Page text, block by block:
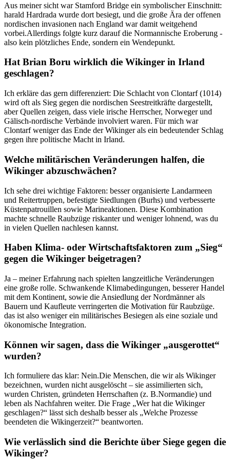
Aus meiner‍ sicht war Stamford Bridge ein symbolischer Einschnitt:
harald Hardrada wurde dort​ besiegt, und die große Ära ‍der ‌offenen
nordischen invasionen nach ⁢England war damit weitgehend
vorbei.Allerdings folgte kurz⁤ darauf⁢ die Normannische Eroberung ‌-‍
also kein ⁤plötzliches Ende,⁤ sondern ein⁤ Wendepunkt.
Hat ⁤Brian Boru wirklich die Wikinger in Irland
geschlagen?
Ich erkläre ‌das‍ gern⁣ differenziert: Die Schlacht von Clontarf (1014)
wird oft als Sieg gegen die ⁢nordischen‌ Seestreitkräfte dargestellt,
aber Quellen zeigen, dass viele irische Herrscher, ‌Norweger und
Gälisch-nordische Verbände involviert ⁢waren. Für mich war
Clontarf weniger das Ende⁣ der Wikinger als ein bedeutender Schlag
gegen ihre politische Macht in Irland.
Welche militärischen‌ Veränderungen ⁣halfen, die
Wikinger abzuschwächen?
Ich sehe‌ drei wichtige Faktoren: besser organisierte ⁤Landarmeen
und Reitertruppen, befestigte⁢ Siedlungen (Burhs) und verbesserte
Küstenpatrouillen sowie Marineaktionen. Diese Kombination
machte⁤ schnelle Raubzüge⁣ riskanter und ‍weniger lohnend,⁣ was du
in vielen Quellen nachlesen⁣ kannst.
Haben Klima-​ oder Wirtschaftsfaktoren ​zum ​„Sieg“
gegen die⁣ Wikinger⁤ beigetragen?
Ja – meiner‌ Erfahrung nach spielten langzeitliche Veränderungen
eine​ große ​rolle. Schwankende⁤ Klimabedingungen, ‌besserer Handel
mit dem Kontinent, sowie die Ansiedlung der⁣ Nordmänner‌ als⁤
Bauern ​und Kaufleute ⁣verringerten die Motivation ‌für ‍Raubzüge.⁢
das ist also weniger ein ⁤militärisches Besiegen als eine soziale ⁢und
ökonomische Integration.
Können ‍wir⁤ sagen, dass die ⁣Wikinger „ausgerottet“
wurden?
Ich formuliere das⁢ klar: ⁢Nein.Die Menschen, die wir als Wikinger
⁢bezeichnen, wurden ​nicht ​ausgelöscht – sie⁤ assimilierten ⁢sich,
wurden Christen, gründeten Herrschaften (z.‍ B.Normandie) und
leben ‍als⁢ Nachfahren weiter. Die⁤ Frage „Wer hat‌ die ⁤Wikinger
geschlagen?“ lässt sich deshalb besser als ​„Welche ⁢Prozesse
beendeten die ​Wikingerzeit?“ beantworten.
Wie verlässlich⁣ sind ​die⁤ Berichte über Siege ⁤gegen die
Wikinger?